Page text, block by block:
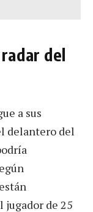
del
a sus
delantero del
jugador de 25